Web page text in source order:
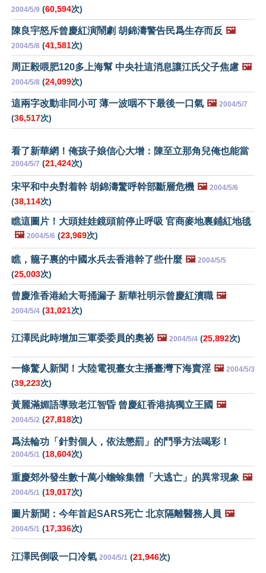
2004/5/9 (60,594次)
陳良宇怒斥曾慶紅演鬧劇 胡錦濤警告民爲生存而反 🖼️
2004/5/8 (41,581次)
周正毅喂肥120多上海幫 中央社這消息讓江氏父子焦慮 🖼️
2004/5/8 (24,099次)
這兩字改動非同小可 薄一波咽不下最後一口氣 🖼️ 2004/5/7
(36,517次)
看了新華網！俺孩子娘信心大增：陳至立那角兒俺也能當
2004/5/7 (21,424次)
宋平和中央對着幹 胡錦濤驚呼幹部斷層危機 🖼️ 2004/5/6
(38,114次)
瞧這圖片！大頭娃娃鏡頭前停止呼吸 官商麥地裏鋪紅地毯
🖼️ 2004/5/6 (23,969次)
瞧，籠子裏的中國水兵去香港幹了些什麼 🖼️ 2004/5/5
(25,003次)
曾慶淮香港給大哥捅漏子 新華社明示曾慶紅瀆職 🖼️
2004/5/4 (31,021次)
江澤民此時增加三軍委委員的奧祕 🖼️ 2004/5/4 (25,892次)
一條驚人新聞！大陸電視臺女主播臺灣下海賣淫 🖼️ 2004/5/3
(39,223次)
黃麗滿媚語導致老江智昏 曾慶紅香港搞獨立王國 🖼️
2004/5/2 (27,818次)
爲法輪功「針對個人，依法懲罰」的鬥爭方法喝彩！
2004/5/1 (18,604次)
重慶郊外發生數十萬小蟾蜍集體「大逃亡」的異常現象 🖼️
2004/5/1 (19,017次)
圖片新聞：今年首起SARS死亡 北京隔離醫務人員 🖼️
2004/5/1 (17,336次)
江澤民倒吸一口冷氣 2004/5/1 (21,946次)